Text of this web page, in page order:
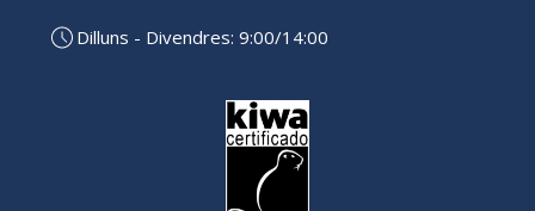
Dilluns - Divendres: 9:00/14:00